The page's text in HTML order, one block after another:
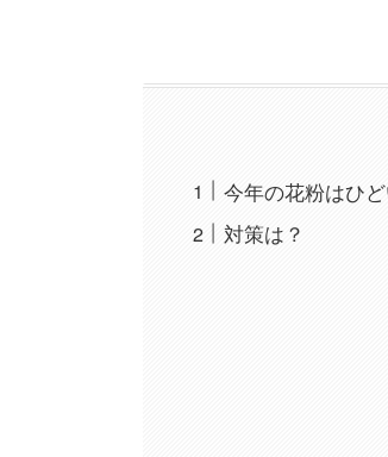
今年の花粉はひど
対策は？